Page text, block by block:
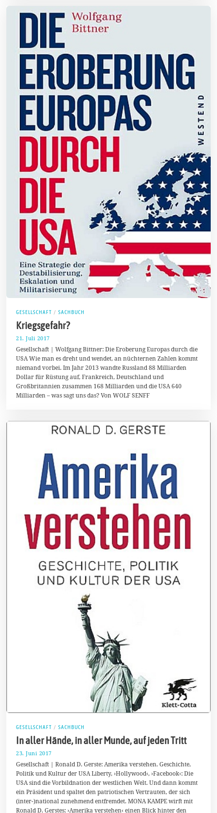
1
8
GESELLSCHAFT / SACHBUCH
Kriegsgefahr?
21. Juli 2017
0
A
u
g
s
t
7
Gesellschaft | Wolfgang Bittner: Die Eroberung Europas durch die
USA Wie man es dreht und wendet, an nüchternen Zahlen kommt
niemand vorbei. Im Jahr 2013 wandte Russland 88 Milliarden
Dollar für Rüstung auf, Frankreich, Deutschland und
Großbritannien zusammen 168 Milliarden und die USA 640
Milliarden – was sagt uns das? Von WOLF SENFF
GESELLSCHAFT / SACHBUCH
In aller Hände, in aller Munde, auf jeden Tritt
23. Juni 2017
8
.
J
u
n
2
0
Gesellschaft | Ronald D. Gerste: Amerika verstehen. Geschichte,
Politik und Kultur der USA Liberty, ›Hollywood‹, ›Facebook‹: Die
USA sind die Vorbildnation der westlichen Welt. Und dann kommt
ein Präsident und spaltet den patriotischen Vertrauten, der sich
(inter-)national zunehmend entfremdet. MONA KAMPE wirft mit
Ronald D. Gerstes: ›Amerika verstehen‹ einen Blick hinter den